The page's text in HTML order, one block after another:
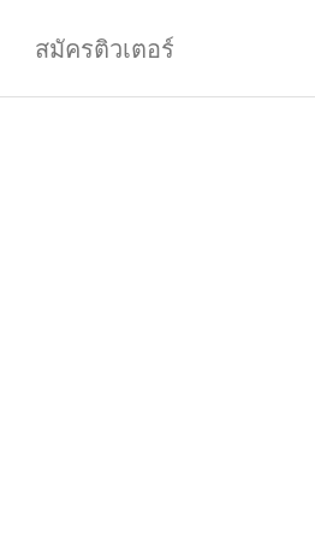
สมัครติวเตอร์